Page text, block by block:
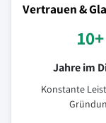
Vertrauen &
10+
Jahre im
Konstante